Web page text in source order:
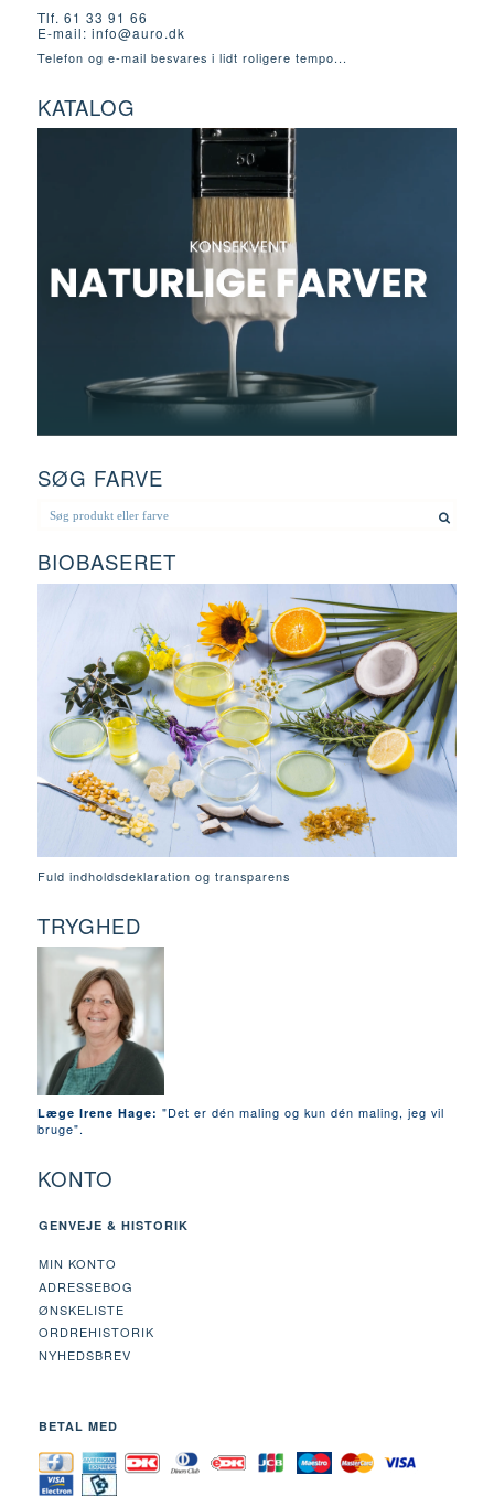
Tlf. 61 33 91 66
E-mail: info@auro.dk
Telefon og e-mail besvares i lidt roligere tempo...
KATALOG
SØG FARVE
BIOBASERET
Fuld indholdsdeklaration og transparens
TRYGHED
Læge Irene Hage: "Det er dén maling og kun dén maling, jeg vil
bruge".
KONTO
GENVEJE & HISTORIK
MIN KONTO
ADRESSEBOG
ØNSKELISTE
ORDREHISTORIK
NYHEDSBREV
BETAL MED